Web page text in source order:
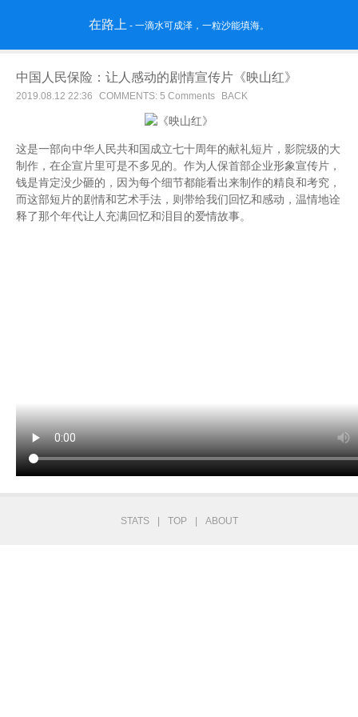
在路上 - 一滴水可成泽，一粒沙能填海。
中国人民保险：让人感动的剧情宣传片《映山红》
2019.08.12 22:36 COMMENTS: 5 Comments BACK
这是一部向中华人民共和国成立七十周年的献礼短片，影院级的大
制作，在企宣片里可是不多见的。作为人保首部企业形象宣传片，
钱是肯定没少砸的，因为每个细节都能看出来制作的精良和考究，
而这部短片的剧情和艺术手法，则带给我们回忆和感动，温情地诠
释了那个年代让人充满回忆和泪目的爱情故事。
STATS TOP ABOUT